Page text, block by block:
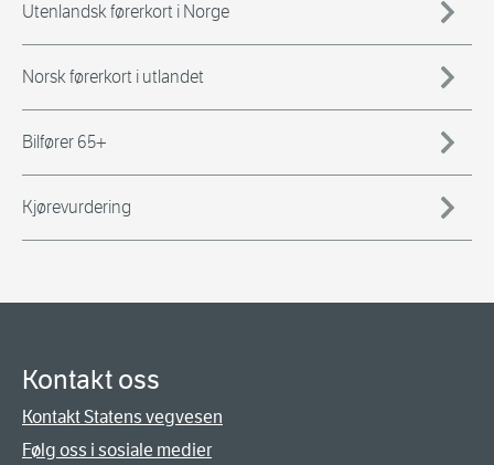
Utenlandsk førerkort i Norge
Norsk førerkort i utlandet
Bilfører 65+
Kjørevurdering
Kontakt oss
Kontakt Statens vegvesen
Følg oss i sosiale medier